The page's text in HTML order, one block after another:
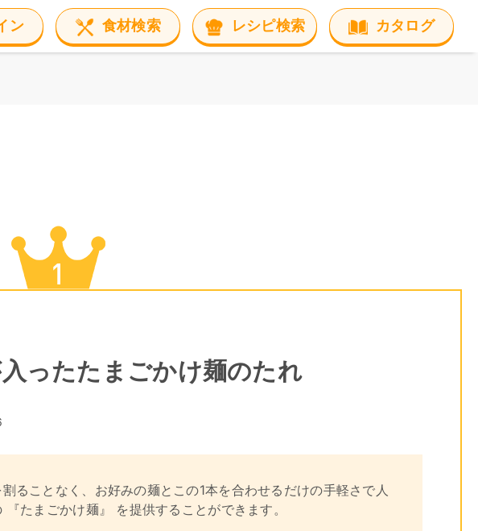
ン 食材検索 レシピ検索 カタログ
ったたまごかけ麺のたれ
割ることなく、お好みの麺とこの1本を合わせるだけの手軽さで人
『たまごかけ麺』 を提供することができます。